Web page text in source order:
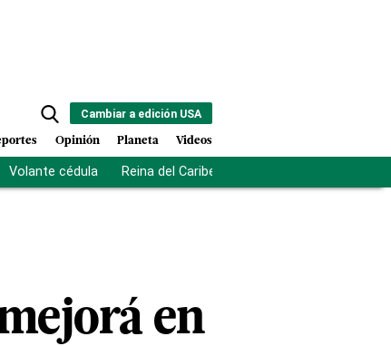
Cambiar a edición USA
Opinión Planeta Videos
Volante cédula Reina del Caribe
en